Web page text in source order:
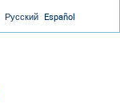
Русский Español